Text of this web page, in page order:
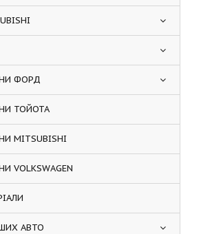
ФОРД
ТОЙОТА
MITSUBISHI
VOLKSWAGEN
АВТО